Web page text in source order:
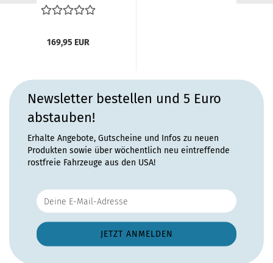
169,95 EUR
Newsletter bestellen und 5 Euro
abstauben!
Erhalte Angebote, Gutscheine und Infos zu neuen
Produkten sowie über wöchentlich neu eintreffende
rostfreie Fahrzeuge aus den USA!